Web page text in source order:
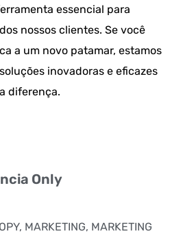
essencial para
nossos clientes. Se você
a um novo patamar, estamos
inovadoras e eficazes
diferença.
Only
, MARKETING, MARKETING